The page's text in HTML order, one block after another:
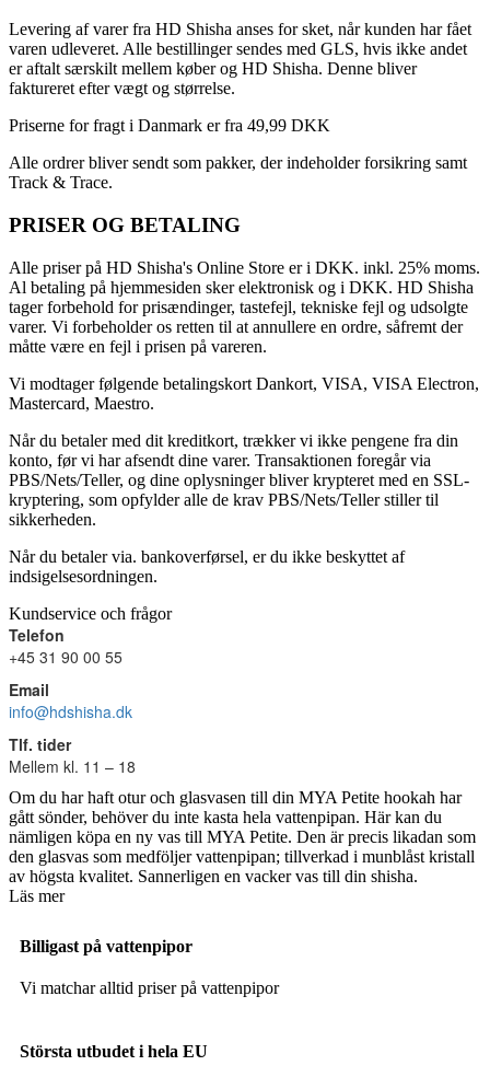
Levering af varer fra HD Shisha anses for sket, når kunden har fået
varen udleveret. Alle bestillinger sendes med GLS, hvis ikke andet
er aftalt særskilt mellem køber og HD Shisha. Denne bliver
faktureret efter vægt og størrelse.
Priserne for fragt i Danmark er fra 49,99 DKK
Alle ordrer bliver sendt som pakker, der indeholder forsikring samt
Track & Trace.
PRISER OG BETALING
Alle priser på HD Shisha's Online Store er i DKK. inkl. 25% moms.
Al betaling på hjemmesiden sker elektronisk og i DKK. HD Shisha
tager forbehold for prisændinger, tastefejl, tekniske fejl og udsolgte
varer. Vi forbeholder os retten til at annullere en ordre, såfremt der
måtte være en fejl i prisen på vareren.
Vi modtager følgende betalingskort Dankort, VISA, VISA Electron,
Mastercard, Maestro.
Når du betaler med dit kreditkort, trækker vi ikke pengene fra din
konto, før vi har afsendt dine varer. Transaktionen foregår via
PBS/Nets/Teller, og dine oplysninger bliver krypteret med en SSL-
kryptering, som opfylder alle de krav PBS/Nets/Teller stiller til
sikkerheden.
Når du betaler via. bankoverførsel, er du ikke beskyttet af
indsigelsesordningen.
Kundservice och frågor
Telefon
+45 31 90 00 55
Email
info@hdshisha.dk
Tlf. tider
Mellem kl. 11 – 18
Om du har haft otur och glasvasen till din MYA Petite hookah har
gått sönder, behöver du inte kasta hela vattenpipan. Här kan du
nämligen köpa en ny vas till MYA Petite. Den är precis likadan som
den glasvas som medföljer vattenpipan; tillverkad i munblåst kristall
av högsta kvalitet. Sannerligen en vacker vas till din shisha.
Läs mer
Billigast på vattenpipor
Vi matchar alltid priser på vattenpipor
Största utbudet i hela EU